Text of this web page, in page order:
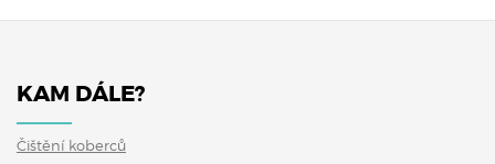
KAM DÁLE?
Čištění koberců